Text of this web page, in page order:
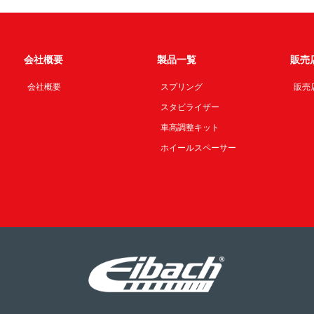
会社概要
会社概要
製品一覧
スプリング
スタビライザー
車高調整キット
ホイールスペーサー
販売
販売